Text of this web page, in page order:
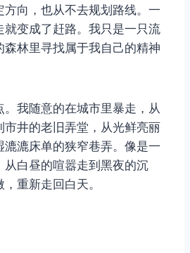
向，也从不去规划路线。一
就变成了赶路。我只是一只流
林里寻找属于我自己的精神
。我随意的在城市里暴走，从
市井的老旧弄堂，从光鲜亮丽
漉漉床单的狭窄巷弄。像是一
从白昼的喧嚣走到黑夜的沉
重新走回白天。